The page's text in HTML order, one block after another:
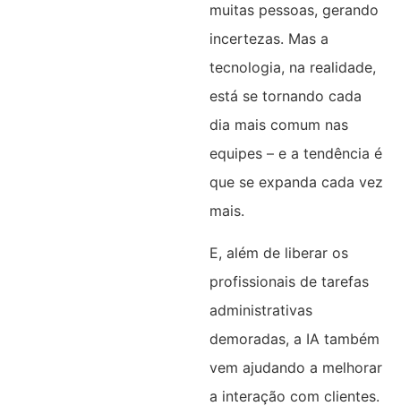
muitas pessoas, gerando
incertezas. Mas a
tecnologia, na realidade,
está se tornando cada
dia mais comum nas
equipes – e a tendência é
que se expanda cada vez
mais.
E, além de liberar os
profissionais de tarefas
administrativas
demoradas, a IA também
vem ajudando a melhorar
a interação com clientes.